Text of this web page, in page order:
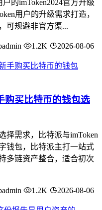
的imToken2024官方升级
用户的升级需求打造，
可规避非官方渠...
1.2K 2026-08-06
购买比特币的钱包选
择需求，比特派与imToken
钱包，比特派主打一站式
多链资产整合，适合初次
1.2K 2026-08-06